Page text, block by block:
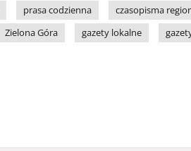
prasa codzienna czasopisma
Zielona Góra gazety lokalne